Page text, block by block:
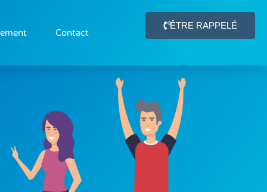
Contact
ÊTRE RAPPELÉ